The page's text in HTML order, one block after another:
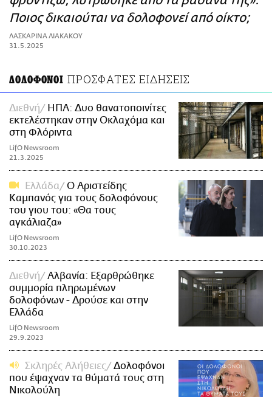
ΑΜΠΑ
PRINT
Ποιος δικαιούται να δολοφονεί από οίκτο;
ΛΑΣΚΑΡΙΝΑ ΛΙΑΚΑΚΟΥ
31.5.2025
ΔΟΛΟΦΟΝΟΙ ΠΡΟΣΦΑΤΕΣ ΕΙΔΗΣΕΙΣ
Διεθνή
ΗΠΑ: Δυο θανατοποινίτες
εκτελέστηκαν στην Οκλαχόμα και
στη Φλόριντα
LifO Newsroom
21.3.2025
Ελλάδα
Ο Αριστείδης
Καμπανός για τους δολοφόνους
του γιου του: «Θα τους
αγκάλιαζα»
LifO Newsroom
30.10.2023
Διεθνή
Αλβανία: Εξαρθρώθηκε
συμμορία πληρωμένων
δολοφόνων - Δρούσε και στην
Ελλάδα
LifO Newsroom
29.9.2023
Σκληρές Αλήθειες
Δολοφόνοι
που έψαχναν τα θύματά τους στη
Νικολούλη